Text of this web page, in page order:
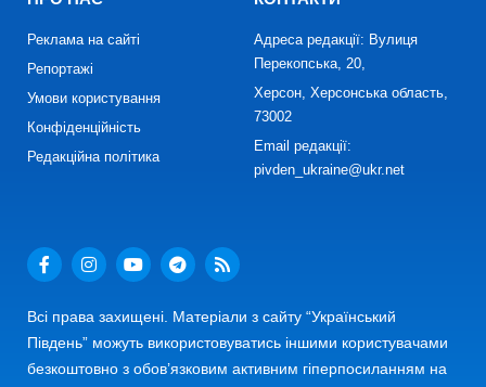
Реклама на сайті
Репортажі
Умови користування
Конфіденційність
Редакційна політика
Адреса редакції: Вулиця
Перекопська, 20,
Херсон, Херсонська область,
73002
Email редакції:
pivden_ukraine@ukr.net
Всі права захищені. Матеріали з сайту “Український
Південь” можуть використовуватись іншими користувачами
безкоштовно з обов’язковим активним гіперпосиланням на